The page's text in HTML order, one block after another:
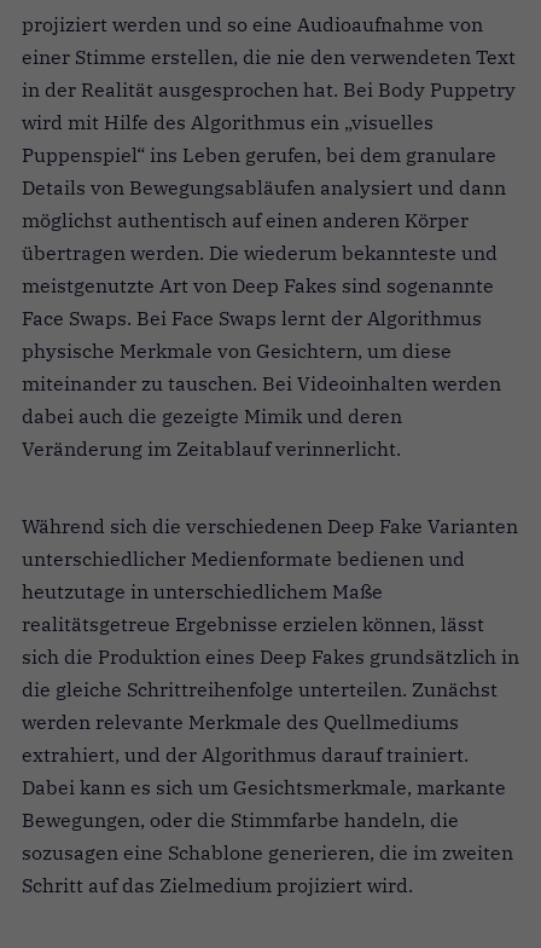
projiziert werden und so eine Audioaufnahme von
einer Stimme erstellen, die nie den verwendeten Text
in der Realität ausgesprochen hat. Bei Body Puppetry
wird mit Hilfe des Algorithmus ein „visuelles
Puppenspiel“ ins Leben gerufen, bei dem granulare
Details von Bewegungsabläufen analysiert und dann
möglichst authentisch auf einen anderen Körper
übertragen werden. Die wiederum bekannteste und
meistgenutzte Art von Deep Fakes sind sogenannte
Face Swaps. Bei Face Swaps lernt der Algorithmus
physische Merkmale von Gesichtern, um diese
miteinander zu tauschen. Bei Videoinhalten werden
dabei auch die gezeigte Mimik und deren
Veränderung im Zeitablauf verinnerlicht.
Während sich die verschiedenen Deep Fake Varianten
unterschiedlicher Medienformate bedienen und
heutzutage in unterschiedlichem Maße
realitätsgetreue Ergebnisse erzielen können, lässt
sich die Produktion eines Deep Fakes grundsätzlich in
die gleiche Schrittreihenfolge unterteilen. Zunächst
werden relevante Merkmale des Quellmediums
extrahiert, und der Algorithmus darauf trainiert.
Dabei kann es sich um Gesichtsmerkmale, markante
Bewegungen, oder die Stimmfarbe handeln, die
sozusagen eine Schablone generieren, die im zweiten
Schritt auf das Zielmedium projiziert wird.